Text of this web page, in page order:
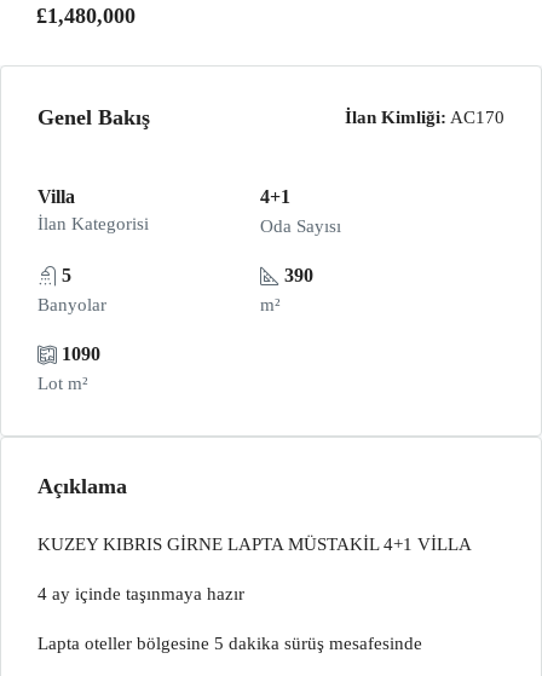
£1,480,000
Genel Bakış İlan Kimliği: AC170
Villa
İlan Kategorisi
4+1
Oda Sayısı
5
Banyolar
390
m²
1090
Lot m²
Açıklama
KUZEY KIBRIS GİRNE LAPTA MÜSTAKİL 4+1 VİLLA
4 ay içinde taşınmaya hazır
Lapta oteller bölgesine 5 dakika sürüş mesafesinde